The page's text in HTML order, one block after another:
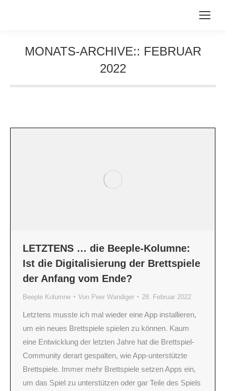
MONATS-ARCHIVE:: FEBRUAR
2022
LETZTENS … die Beeple-Kolumne:
Ist die Digitalisierung der Brettspiele
der Anfang vom Ende?
Beeple Kolumne Von Peer Wandiger 28. Februar 2022
Letztens musste ich mal wieder eine App installieren,
um ein neues Brettspiele spielen zu können. Kaum
eine Entwicklung der letzten Jahre hat die Brettspiel-
Community derart gespalten, wie App-unterstützte
Brettspiele. Immer mehr Brettspiele setzen Apps ein,
um das Spiel zu unterstützen oder gar Teile des Spiels